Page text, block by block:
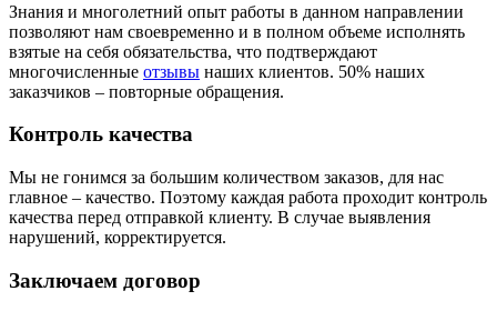
Знания и многолетний опыт работы в данном направлении
позволяют нам своевременно и в полном объеме исполнять
взятые на себя обязательства, что подтверждают
многочисленные отзывы наших клиентов. 50% наших
заказчиков – повторные обращения.
Контроль качества
Мы не гонимся за большим количеством заказов, для нас
главное – качество. Поэтому каждая работа проходит контроль
качества перед отправкой клиенту. В случае выявления
нарушений, корректируется.
Заключаем договор